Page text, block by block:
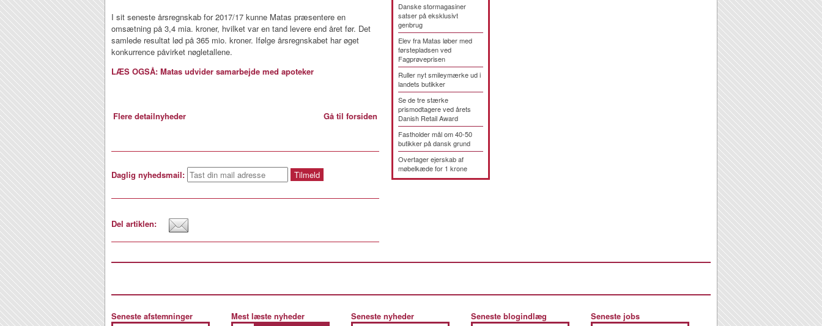
I sit seneste årsregnskab for 2017/17 kunne Matas præsentere en
omsætning på 3,4 mia. kroner, hvilket var en tand levere end året før. Det
samlede resultat lød på 365 mio. kroner. Ifølge årsregnskabet har øget
konkurrence påvirket nøgletallene.
LÆS OGSÅ: Matas udvider samarbejde med apoteker
Flere detailnyheder Gå til forsiden
Daglig nyhedsmail:
Del artiklen:
Danske stormagasiner
satser på eksklusivt
genbrug
Elev fra Matas løber med
førstepladsen ved
Fagprøveprisen
Ruller nyt smileymærke ud i
landets butikker
Se de tre stærke
prismodtagere ved årets
Danish Retail Award
Fastholder mål om 40-50
butikker på dansk grund
Overtager ejerskab af
møbelkæde for 1 krone
Seneste afstemninger Mest læste nyheder Seneste nyheder Seneste blogindlæg Seneste jobs